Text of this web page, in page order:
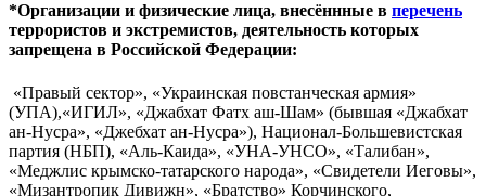
*Организации и физические лица, внесённные в перечень
террористов и экстремистов, деятельность которых
запрещена в Российской Федерации:
«Правый сектор», «Украинская повстанческая армия»
(УПА),«ИГИЛ», «Джабхат Фатх аш-Шам» (бывшая «Джабхат
ан-Нусра», «Джебхат ан-Нусра»), Национал-Большевистская
партия (НБП), «Аль-Каида», «УНА-УНСО», «Талибан»,
«Меджлис крымско-татарского народа», «Свидетели Иеговы»,
«Мизантропик Дивижн», «Братство» Корчинского,